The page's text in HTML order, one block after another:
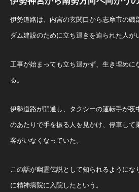
伊勢道路は、内宮の玄関口から志摩市の磯
ダム建設のために立ち退きを迫られた人が
工事が始まっても立ち退かず、生き埋めに
る。
伊勢道路が開通し、タクシーの運転手が夜
のあたりで手を振る人を見かけ、停車して
客がいなくなっていた。
この話が幽霊伝説として知られるようにな
に精神病院に入院したという。